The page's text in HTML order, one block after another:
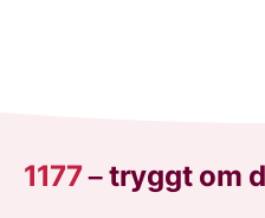
1177–tryggt om